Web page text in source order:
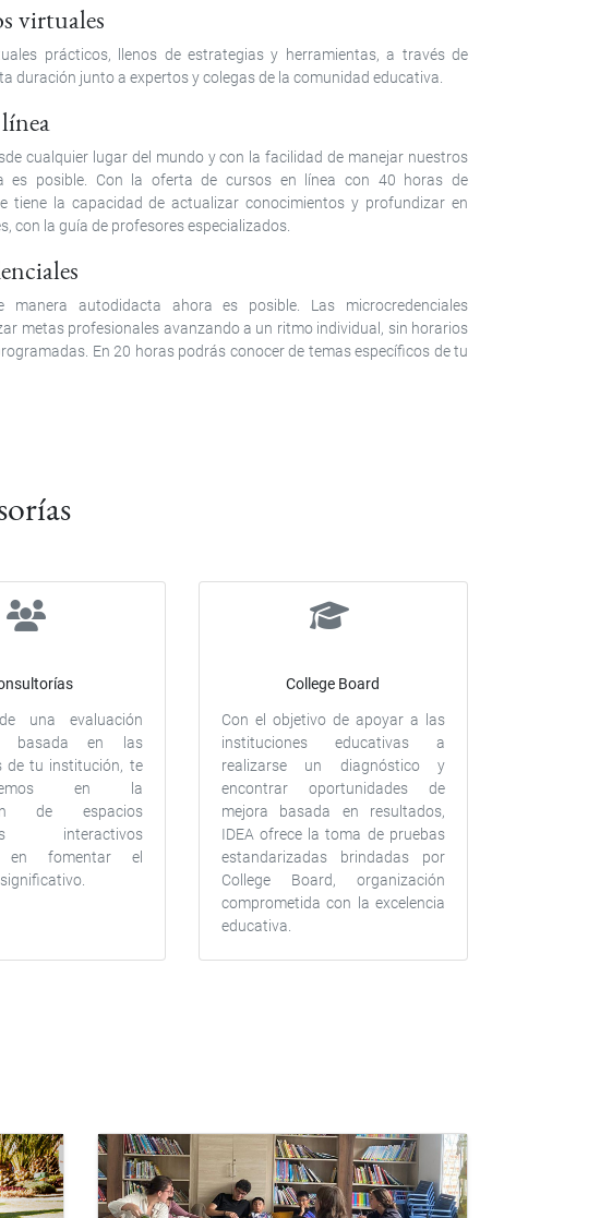
virtuales
prácticos, llenos de estrategias y herramientas, a través de
duración junto a expertos y colegas de la comunidad educativa.
cualquier lugar del mundo y con la facilidad de manejar nuestros
es posible. Con la oferta de cursos en línea con 40 horas de
tiene la capacidad de actualizar conocimientos y profundizar en
con la guía de profesores especializados.
manera autodidacta ahora es posible. Las microcredenciales
metas profesionales avanzando a un ritmo individual, sin horarios
En 20 horas podrás conocer de temas específicos de tu
una evaluación
basada en las
de tu institución, te
en la
de espacios
interactivos
en fomentar el
College Board
Con el objetivo de apoyar a las
instituciones educativas a
realizarse un diagnóstico y
encontrar oportunidades de
mejora basada en resultados,
IDEA ofrece la toma de pruebas
estandarizadas brindadas por
College Board, organización
comprometida con la excelencia
educativa.